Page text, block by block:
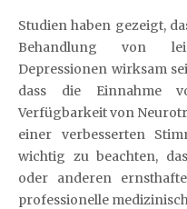
Studien haben gezeigt,
Behandlung von
Depressionen wirksam
dass die Einnahme
Verfügbarkeit von
einer verbesserten
wichtig zu beachten,
oder anderen
professionelle